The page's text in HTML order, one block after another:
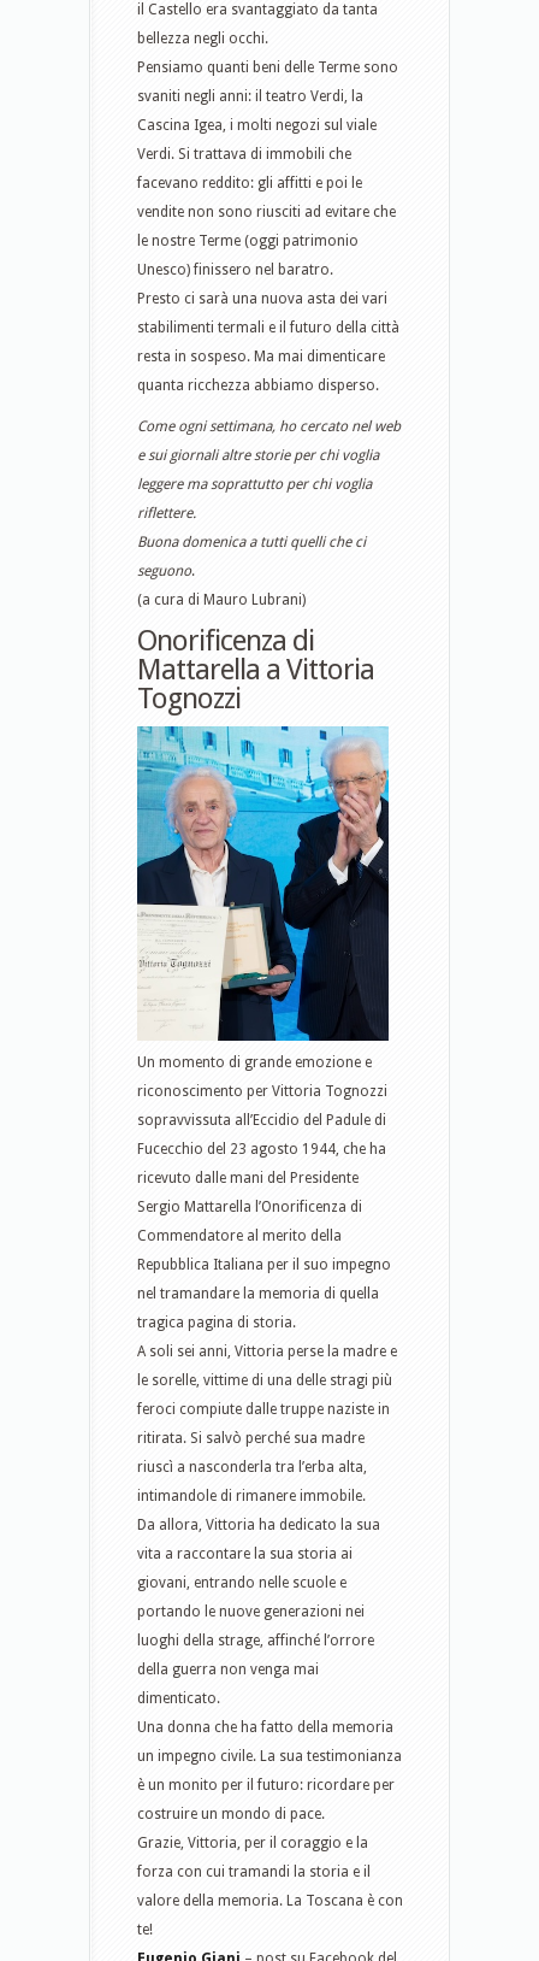
il Castello era svantaggiato da tanta
bellezza negli occhi.
Pensiamo quanti beni delle Terme sono
svaniti negli anni: il teatro Verdi, la
Cascina Igea, i molti negozi sul viale
Verdi. Si trattava di immobili che
facevano reddito: gli affitti e poi le
vendite non sono riusciti ad evitare che
le nostre Terme (oggi patrimonio
Unesco) finissero nel baratro.
Presto ci sarà una nuova asta dei vari
stabilimenti termali e il futuro della città
resta in sospeso. Ma mai dimenticare
quanta ricchezza abbiamo disperso.
Come ogni settimana, ho cercato nel web
e sui giornali altre storie per chi voglia
leggere ma soprattutto per chi voglia
riflettere.
Buona domenica a tutti quelli che ci
seguono.
(a cura di Mauro Lubrani)
Onorificenza di
Mattarella a Vittoria
Tognozzi
Un momento di grande emozione e
riconoscimento per Vittoria Tognozzi
sopravvissuta all’Eccidio del Padule di
Fucecchio del 23 agosto 1944, che ha
ricevuto dalle mani del Presidente
Sergio Mattarella l’Onorificenza di
Commendatore al merito della
Repubblica Italiana per il suo impegno
nel tramandare la memoria di quella
tragica pagina di storia.
A soli sei anni, Vittoria perse la madre e
le sorelle, vittime di una delle stragi più
feroci compiute dalle truppe naziste in
ritirata. Si salvò perché sua madre
riuscì a nasconderla tra l’erba alta,
intimandole di rimanere immobile.
Da allora, Vittoria ha dedicato la sua
vita a raccontare la sua storia ai
giovani, entrando nelle scuole e
portando le nuove generazioni nei
luoghi della strage, affinché l’orrore
della guerra non venga mai
dimenticato.
Una donna che ha fatto della memoria
un impegno civile. La sua testimonianza
è un monito per il futuro: ricordare per
costruire un mondo di pace.
Grazie, Vittoria, per il coraggio e la
forza con cui tramandi la storia e il
valore della memoria. La Toscana è con
te!